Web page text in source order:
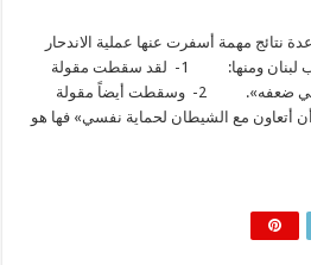
مهمة أسفرت عنها عملية الاندحار
المذل لليهود وعملائهم من جنوب لبنان ومنها: 1- لقد سقطت مقولة
(شعار) بيار الجميل «قوة لبنان في ضعفه». 2- وسقطت أيضاً مقولة
أتعاون مع الشيطان لحماية نفسي» فها هو